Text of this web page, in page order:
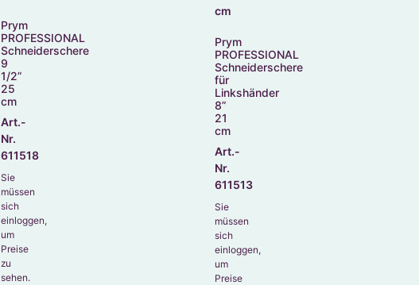
Prym
PROFESSIONAL
Schneiderschere
9
1/2”
25
cm
Art.-
Nr.
611518
Sie
müssen
sich
einloggen,
um
Preise
zu
sehen.
Prym
PROFESSIONAL
Schneiderschere
für
Linkshänder
8”
21
cm
Art.-
Nr.
611513
Sie
müssen
sich
einloggen,
um
Preise